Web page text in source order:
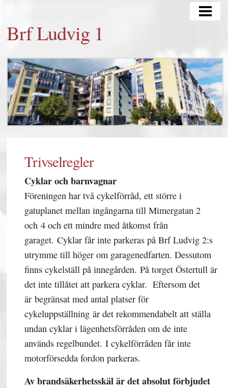
KONTAKT
MÄKLARINFORMATION
FÖR MEDLEMMAR
SENASTE NYTT/AKTUELLT
BOKNING GÄSTLÄGENHET
Brf Ludvig 1
Trivselregler
Cyklar och barnvagnar
Föreningen har två cykelförråd, ett större i
gatuplanet mellan ingångarna till Mimergatan 2
och 4 och ett mindre med åtkomst från
garaget. Cyklar får inte parkeras på Brf Ludvig 2:s
utrymme till höger om garagenedfarten. Dessutom
finns cykelställ på innegården. På torget Östertull är
det inte tillåtet att parkera cyklar. Eftersom det
är begränsat med antal platser för
cykeluppställning är det rekommendabelt att ställa
undan cyklar i lägenhetsförråden om de inte
används regelbundet. I cykelförråden får inte
motorförsedda fordon parkeras.
Av brandsäkerhetsskäl är det absolut förbjudet